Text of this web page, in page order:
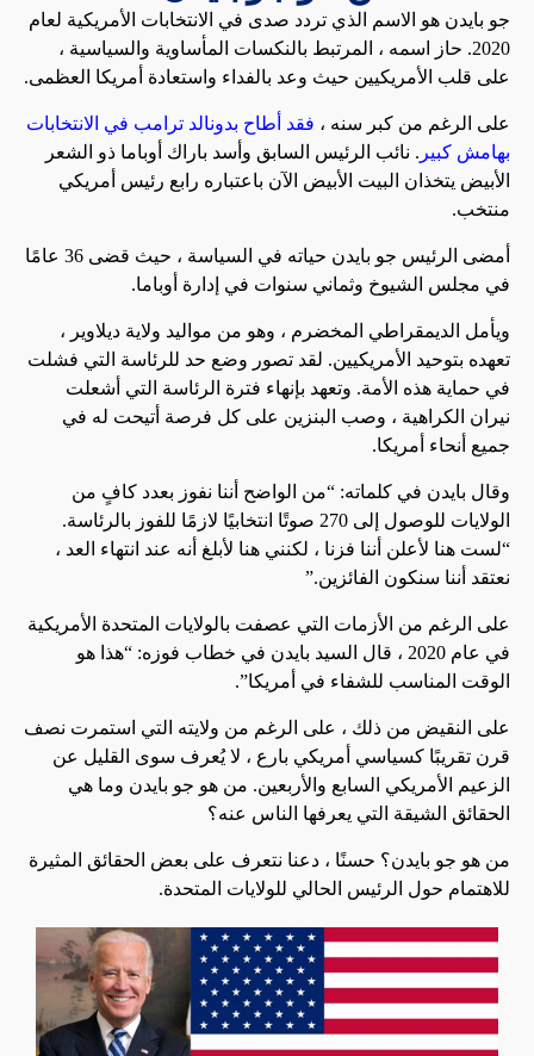
جو بايدن هو الاسم الذي تردد صدى في الانتخابات الأمريكية لعام
2020. حاز اسمه ، المرتبط بالنكسات المأساوية والسياسية ،
على قلب الأمريكيين حيث وعد بالفداء واستعادة أمريكا العظمى.
على الرغم من كبر سنه ، فقد أطاح بدونالد ترامب في الانتخابات
بهامش كبير . نائب الرئيس السابق وأسد باراك أوباما ذو الشعر
الأبيض يتخذان البيت الأبيض الآن باعتباره رابع رئيس أمريكي
منتخب.
أمضى الرئيس جو بايدن حياته في السياسة ، حيث قضى 36 عامًا
في مجلس الشيوخ وثماني سنوات في إدارة أوباما.
ويأمل الديمقراطي المخضرم ، وهو من مواليد ولاية ديلاوير ،
تعهده بتوحيد الأمريكيين. لقد تصور وضع حد للرئاسة التي فشلت
في حماية هذه الأمة. وتعهد بإنهاء فترة الرئاسة التي أشعلت
نيران الكراهية ، وصب البنزين على كل فرصة أتيحت له في
جميع أنحاء أمريكا.
وقال بايدن في كلماته: “من الواضح أننا نفوز بعدد كافٍ من
الولايات للوصول إلى 270 صوتًا انتخابيًا لازمًا للفوز بالرئاسة.
“لست هنا لأعلن أننا فزنا ، لكنني هنا لأبلغ أنه عند انتهاء العد ،
نعتقد أننا سنكون الفائزين.”
على الرغم من الأزمات التي عصفت بالولايات المتحدة الأمريكية
في عام 2020 ، قال السيد بايدن في خطاب فوزه: “هذا هو
الوقت المناسب للشفاء في أمريكا”.
على النقيض من ذلك ، على الرغم من ولايته التي استمرت نصف
قرن تقريبًا كسياسي أمريكي بارع ، لا يُعرف سوى القليل عن
الزعيم الأمريكي السابع والأربعين. من هو جو بايدن وما هي
الحقائق الشيقة التي يعرفها الناس عنه؟
من هو جو بايدن؟ حسنًا ، دعنا نتعرف على بعض الحقائق المثيرة
للاهتمام حول الرئيس الحالي للولايات المتحدة.